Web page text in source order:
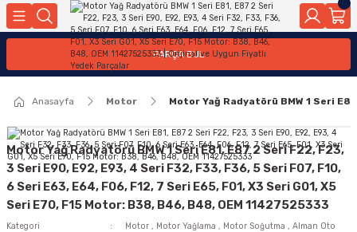
Geri Dön
Parçaları
Geri Dön
Geri Dön
Motor Elektrik
Ateşleme Buji Bobin Buji Kablosu
Alternatör Marş Motoru
Geri Dön
Geri Dön
Geri Dön
Kollar
Geri Dön
Sistemleri
Geri Dön
Ön Arka
Geri Dön
PARÇA BUL
Anasayfa Motor Motor Yağ Radyatörü BMW 1 Seri
Motor Yağ Radyatörü BMW 1 Seri E81, E87 2 Seri F22, F23,
3 Seri E90, E92, E93, 4 Seri F32, F33, F36, 5 Seri F07, F10,
6 Seri E63, E64, F06, F12, 7 Seri E65, F01, X3 Seri G01, X5
Seri E70, F15 Motor: B38, B46, B48, OEM 11427525333
Kategori Motor , Motor Yağlama , Motor Soğutma , Alman Oto